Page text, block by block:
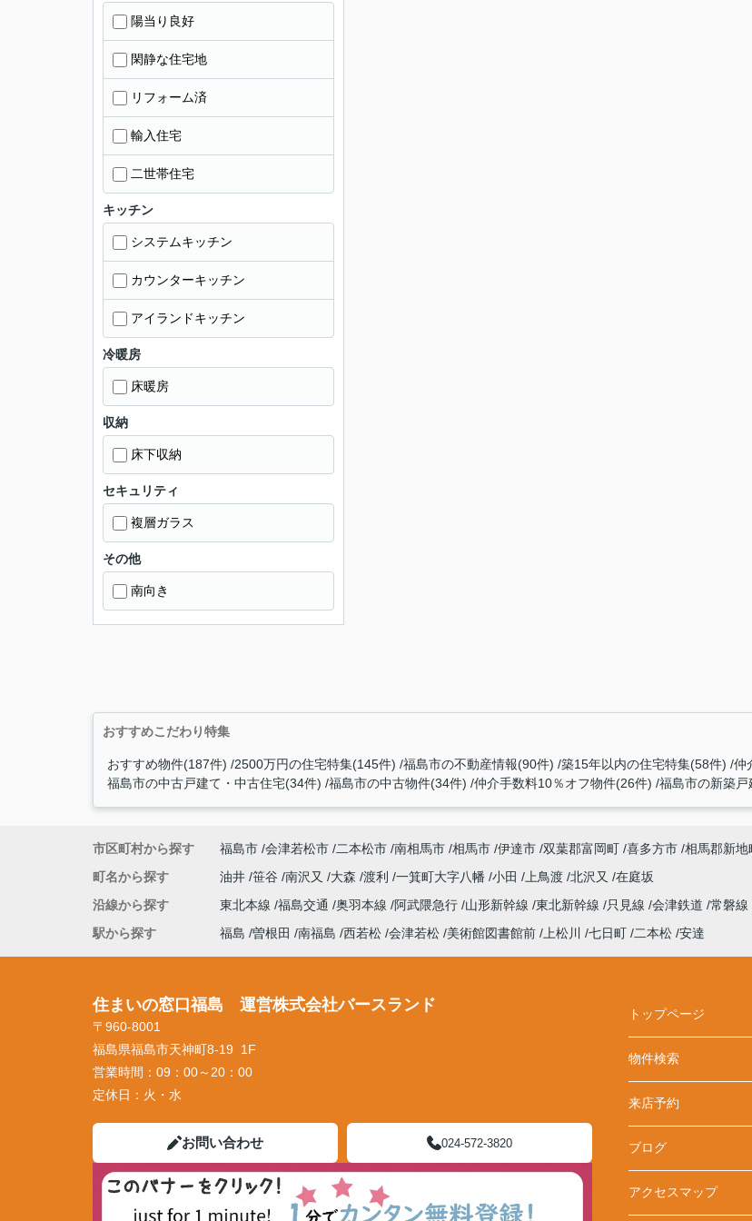
陽当り良好
閑静な住宅地
リフォーム済
輸入住宅
二世帯住宅
キッチン
システムキッチン
カウンターキッチン
アイランドキッチン
冷暖房
床暖房
収納
床下収納
セキュリティ
複層ガラス
その他
南向き
おすすめこだわり特集
おすすめ物件(187件) 2500万円の住宅特集(145件) 福島市の不動産情報(90件) 築15年以内の住宅特集(58件) 仲
福島市の中古戸建て・中古住宅(34件) 福島市の中古物件(34件) 仲介手数料10％オフ物件(26件) 福島市の新築
市区町村から探す 福島市 会津若松市 二本松市 南相馬市 相馬市 伊達市 双葉郡富岡町 喜多方市 相馬郡新地
町名から探す
油井 笹谷 南沢又 大森 渡利 一箕町大字八幡 小田 上鳥渡 北沢又
在庭坂
沿線から探す
東北本線 福島交通 奥羽本線 阿武隈急行 山形新幹線 東北新幹線 只見線 会津鉄道 常磐線
駅から探す
福島 曽根田 南福島 西若松 会津若松 美術館図書館前 上松川 七日町 二本松 安達
住まいの窓口福島 運営株式会社バースランド
〒960-8001
福島県福島市天神町8-19 1F
営業時間： 09：00～20：00
定休日： 火・水
お問い合わせ 024-572-3820
トップページ
物件検索
来店予約
ブログ
アクセスマップ